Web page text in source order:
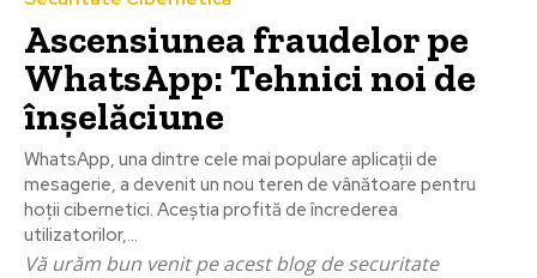
Ascensiunea fraudelor pe
WhatsApp: Tehnici noi de
înșelăciune
WhatsApp, una dintre cele mai populare aplicații de
mesagerie, a devenit un nou teren de vânătoare pentru
hoții cibernetici. Aceștia profită de încrederea
utilizatorilor,...
Vă urăm bun venit pe acest blog de securitate